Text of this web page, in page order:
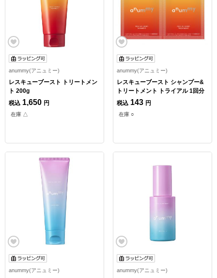
anummy(アニュミー)
レスキューブースト トリートメン
ト 200g
税込 1,650 円
在庫 △
anummy(アニュミー)
レスキューブースト シャンプー&
トリートメント トライアル 1回分
税込 143 円
在庫 ○
anummy(アニュミー) anummy(アニュミー)